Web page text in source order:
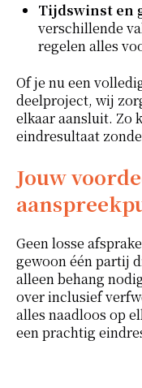
Tijdswinst en
verschillende
regelen alles
Of je nu een
deelproject, wij
elkaar aansluit. Zo
eindresultaat
Jouw
Geen losse
gewoon één partij
alleen behang
over inclusief
alles naadloos op
een prachtig